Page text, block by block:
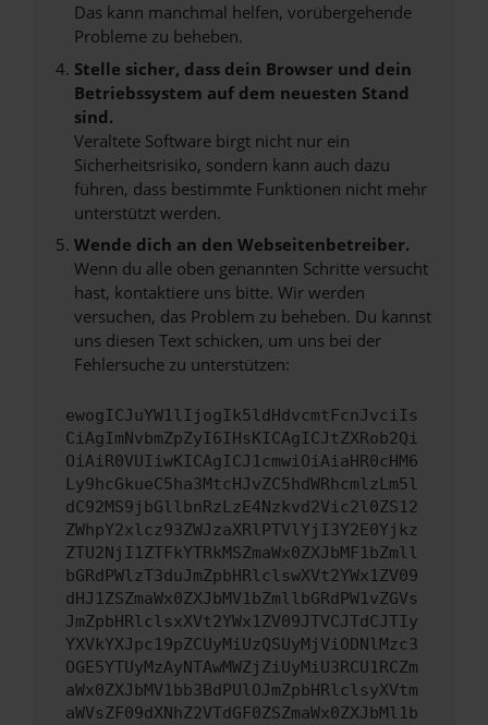
Das kann manchmal helfen, vorübergehende
Probleme zu beheben.
Stelle sicher, dass dein Browser und dein
Betriebssystem auf dem neuesten Stand
sind.
Veraltete Software birgt nicht nur ein
Sicherheitsrisiko, sondern kann auch dazu
führen, dass bestimmte Funktionen nicht mehr
unterstützt werden.
Wende dich an den Webseitenbetreiber.
Wenn du alle oben genannten Schritte versucht
hast, kontaktiere uns bitte. Wir werden
versuchen, das Problem zu beheben. Du kannst
uns diesen Text schicken, um uns bei der
Fehlersuche zu unterstützen:
ewogICJuYW1lIjogIk5ldHdvcmtFcnJvciIs
CiAgImNvbmZpZyI6IHsKICAgICJtZXRob2Qi
OiAiR0VUIiwKICAgICJ1cmwiOiAiaHR0cHM6
Ly9hcGkueC5ha3MtcHJvZC5hdWRhcmlzLm5l
dC92MS9jbGllbnRzLzE4Nzkvd2Vic2l0ZS12
ZWhpY2xlcz93ZWJzaXRlPTVlYjI3Y2E0Yjkz
ZTU2NjI1ZTFkYTRkMSZmaWx0ZXJbMF1bZmll
bGRdPWlzT3duJmZpbHRlclswXVt2YWx1ZV09
dHJ1ZSZmaWx0ZXJbMV1bZmllbGRdPW1vZGVs
JmZpbHRlclsxXVt2YWx1ZV09JTVCJTdCJTIy
YXVkYXJpc19pZCUyMiUzQSUyMjViODNlMzc3
OGE5YTUyMzAyNTAwMWZjZiUyMiU3RCU1RCZm
aWx0ZXJbMV1bb3BdPUlOJmZpbHRlclsyXVtm
aWVsZF09dXNhZ2VTdGF0ZSZmaWx0ZXJbMl1b